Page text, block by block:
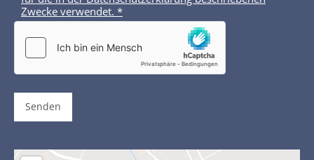
Zwecke verwendet. *